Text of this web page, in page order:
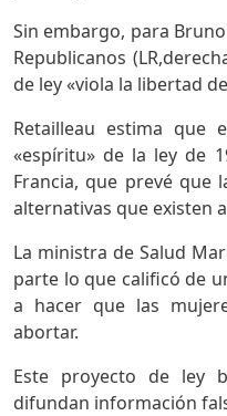
Sin embargo, para
Republicanos
de ley «viola la libertad
Retailleau estima que
«espíritu» de la ley de
Francia, que prevé que
alternativas que existen
La ministra de Salud
parte lo que calificó de
a hacer que las
abortar.
Este proyecto de ley
difundan información